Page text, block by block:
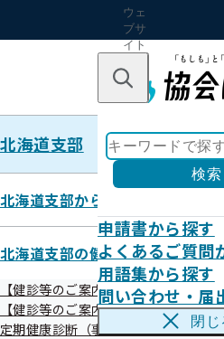
ウェ
ブサ
イト
のナ
ン
キーワードで探す
検索
申請書から探す
よくあるご質問
用語集から探す
問い合わせ・届
閉じ
北海道支部
北海道支部からのお知らせ
北海道支部の健診・保健指導の
【健診等のご案内】ご本人（被保険者
【健診等のご案内】ご家族（被扶養
定期健康診断（事業者健診）の結果を
始めよう！ヘルシ
コラム】